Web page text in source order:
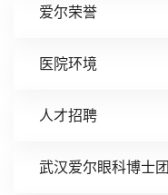
爱尔荣誉
医院环境
人才招聘
武汉爱尔眼科博士团